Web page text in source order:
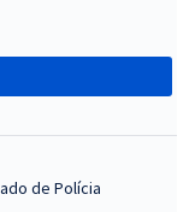
de Polícia